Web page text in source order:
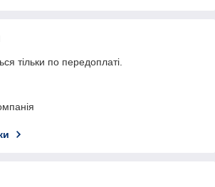
тільки по передоплаті.